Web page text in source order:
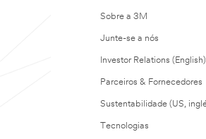
Sobre a 3M
Junte-se a nós
Investor Relations (English)
Parceiros & Fornecedores
Sustentabilidade (US,
Tecnologias